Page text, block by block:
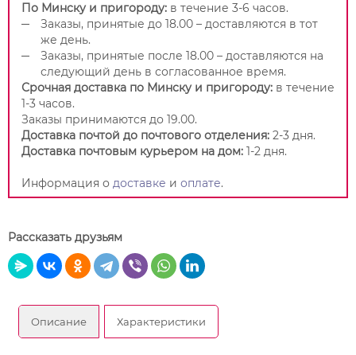
По Минску и пригороду: в течение 3-6 часов.
Заказы, принятые до 18.00 – доставляются в тот
же день.
Заказы, принятые после 18.00 – доставляются на
следующий день в согласованное время.
Срочная доставка по Минску и пригороду: в течение
1-3 часов.
Заказы принимаются до 19.00.
Доставка почтой до почтового отделения: 2-3 дня.
Доставка почтовым курьером на дом: 1-2 дня.
Информация о доставке и оплате.
Рассказать друзьям
Описание Характеристики